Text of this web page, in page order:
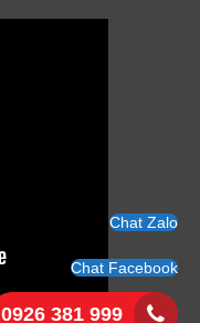
Chat Zalo
Chat Facebook
0926 381 999